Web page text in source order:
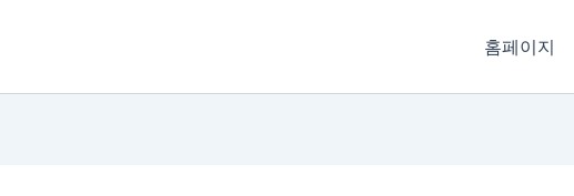
홈페이지